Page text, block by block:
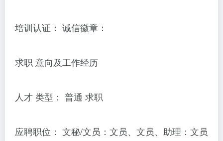
培训认证： 诚信徽章：
求职 意向及工作经历
人才 类型： 普通 求职
应聘职位： 文秘/文员：文员、文员、助理：文员